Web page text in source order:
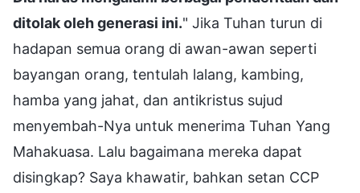
ditolak oleh generasi ini." Jika Tuhan turun di
hadapan semua orang di awan-awan seperti
bayangan orang, tentulah lalang, kambing,
hamba yang jahat, dan antikristus sujud
menyembah-Nya untuk menerima Tuhan Yang
Mahakuasa. Lalu bagaimana mereka dapat
disingkap? Saya khawatir, bahkan setan CCP